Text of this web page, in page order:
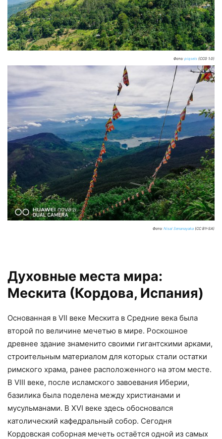
Фото: piqsels (CC0 1.0)
Фото: Nisal Senanayaka (CC BY-SA)
Духовные места мира:
Мескита (Кордова, Испания)
Основанная в VII веке Мескита в Средние века была
второй по величине мечетью в мире. Роскошное
древнее здание знаменито своими гигантскими арками,
строительным материалом для которых стали остатки
римского храма, ранее расположенного на этом месте.
В VIII веке, после исламского завоевания Иберии,
базилика была поделена между христианами и
мусульманами. В XVI веке здесь обосновался
католический кафедральный собор. Сегодня
Кордовская соборная мечеть остаётся одной из самых